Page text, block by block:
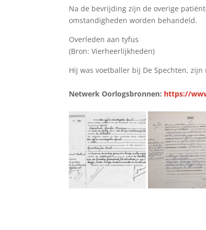
Na de bevrijding zijn de overige
omstandigheden worden behandeld.
Overleden aan tyfus
(Bron: Vierheerlijkheden)
Hij was voetballer bij De Spechten,
Netwerk Oorlogsbronnen: https://